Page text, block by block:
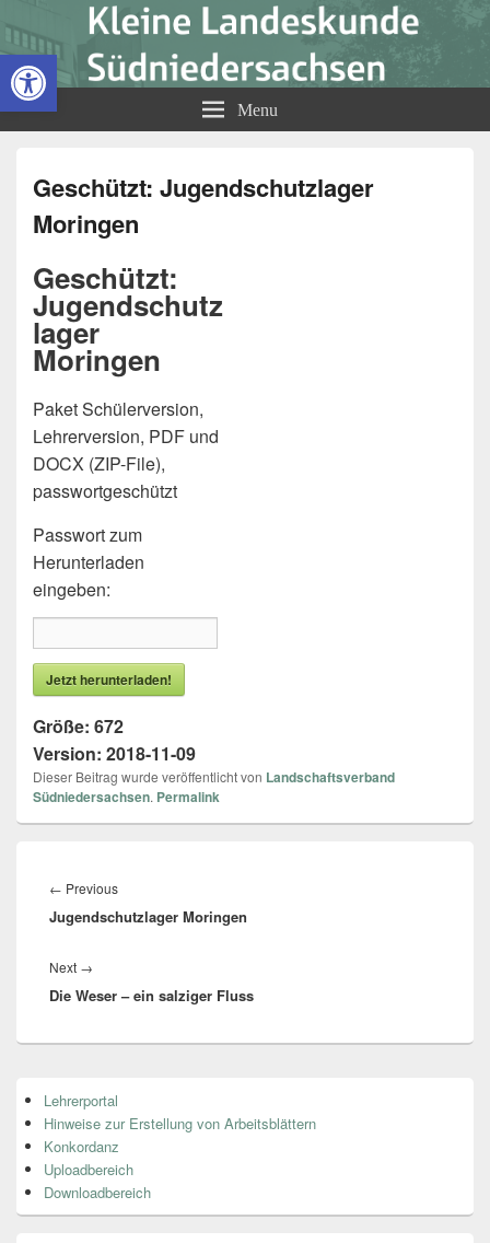
Open toolbar
Kleine Landeskunde
Südniedersachsen
Menu
Geschützt: Jugendschutzlager
Moringen
Geschützt:
Jugendschutz
lager
Moringen
Paket Schülerversion,
Lehrerversion, PDF und
DOCX (ZIP-File),
passwortgeschützt
Passwort zum
Herunterladen
eingeben:
Jetzt herunterladen!
Größe: 672
Version: 2018-11-09
Dieser Beitrag wurde veröffentlicht von Landschaftsverband
Südniedersachsen. Permalink
← Previous
post:
Jugendschutzlager Moringen
Next →
post:
Die Weser – ein salziger Fluss
Seitenleisten
Widget-
Bereich
Lehrerportal
Hinweise zur Erstellung von Arbeitsblättern
Konkordanz
Uploadbereich
Downloadbereich